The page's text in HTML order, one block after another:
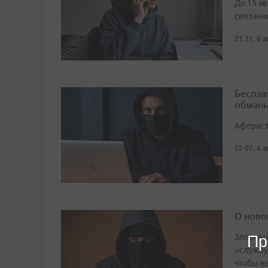
До 15
21:31, 6
22:07, 6
О
чтобы